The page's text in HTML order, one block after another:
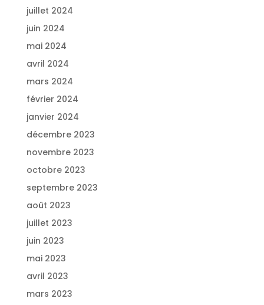
juillet 2024
juin 2024
mai 2024
avril 2024
mars 2024
février 2024
janvier 2024
décembre 2023
novembre 2023
octobre 2023
septembre 2023
août 2023
juillet 2023
juin 2023
mai 2023
avril 2023
mars 2023